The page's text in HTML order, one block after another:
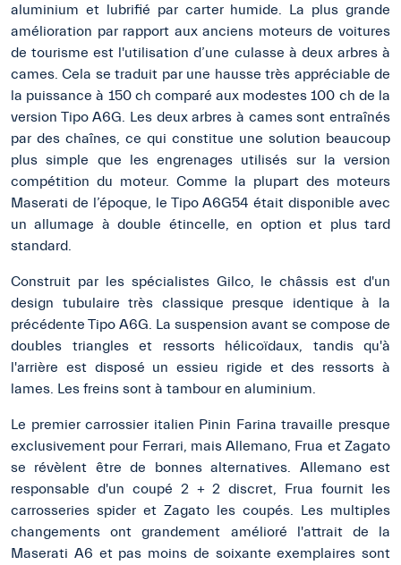
aluminium et lubrifié par carter humide. La plus grande
amélioration par rapport aux anciens moteurs de voitures
de tourisme est l'utilisation d’une culasse à deux arbres à
cames. Cela se traduit par une hausse très appréciable de
la puissance à 150 ch comparé aux modestes 100 ch de la
version Tipo A6G. Les deux arbres à cames sont entraînés
par des chaînes, ce qui constitue une solution beaucoup
plus simple que les engrenages utilisés sur la version
compétition du moteur. Comme la plupart des moteurs
Maserati de l’époque, le Tipo A6G54 était disponible avec
un allumage à double étincelle, en option et plus tard
standard.
Construit par les spécialistes Gilco, le châssis est d'un
design tubulaire très classique presque identique à la
précédente Tipo A6G. La suspension avant se compose de
doubles triangles et ressorts hélicoïdaux, tandis qu'à
l'arrière est disposé un essieu rigide et des ressorts à
lames. Les freins sont à tambour en aluminium.
Le premier carrossier italien Pinin Farina travaille presque
exclusivement pour Ferrari, mais Allemano, Frua et Zagato
se révèlent être de bonnes alternatives. Allemano est
responsable d'un coupé 2 + 2 discret, Frua fournit les
carrosseries spider et Zagato les coupés. Les multiples
changements ont grandement amélioré l'attrait de la
Maserati A6 et pas moins de soixante exemplaires sont